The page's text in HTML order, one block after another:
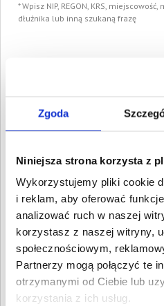
Zgoda
Niniejsza strona korzysta z
Wykorzystujemy pliki cookie
i reklam, aby oferować
analizować ruch w naszej
korzystasz z naszej witryny,
społecznościowym,
Partnerzy mogą połączyć te
otrzymanymi od Ciebie lub
korzystania z ich usług.
Wpisz NIP, REGON, KRS, miejscowość,
dłużnika lub inną szukaną frazę
OGRANICZONĄ
ODPOWIEDZIALNOŚCIĄ
Bielsko-Biała, Śląskie
RUBY STAR SPÓŁKA
Z OGRANICZONĄ
ODPOWIEDZIALNOŚCIĄ
Kraków, Małopolskie
STAR WORK GROUP
SPÓŁKA Z
OGRANICZONĄ
ODPOWIEDZIALNOŚCIĄ